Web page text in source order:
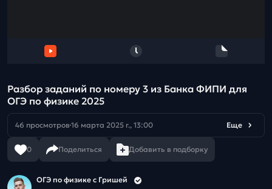
Разбор заданий по номеру 3 из Банка ФИПИ для
ОГЭ по физике 2025
46 просмотров 16 марта 2025 г., 13:00 Еще
0 Поделиться Добавить в подборку
ОГЭ по физике с Гришей